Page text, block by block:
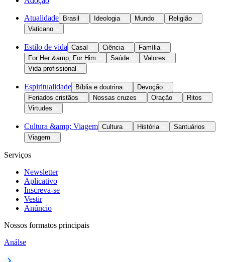
Atualidade Brasil Ideologia Mundo
Religião
Vaticano
Estilo de vida Casal Ciência
Família
For Her &amp; For Him
Saúde
Valores
Vida profissional
Espiritualidade Bíblia e doutrina
Devoção
Feriados cristãos
Nossas cruzes Oração
Ritos
Virtudes
Cultura &amp; Viagem Cultura História
Santuários
Viagem
Serviços
Newsletter
Aplicativo
Inscreva-se
Vestir
Anúncio
Nossos formatos principais
Análse